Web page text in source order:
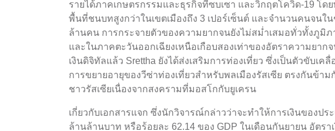
รายได้ภาคเกษตรกรรมและธุรกิจที่ซบเซา และวิกฤตโควิด-19 โด
พื้นที่ชนบทสูงกว่าในเขตเมืองถึง 3 เปอร์เซ็นต์ และจำนวนคนจนใ
ล้านคน การกระจายตัวของความยากจนยังไม่สม่ำเสมอทั่วทั้งภูมิ
และในภาคตะวันออกเฉียงเหนือเกือบสองเท่าของอัตราความยาก
เงินดิจิทัลแล้ว Srettha ยังได้ส่งเสริมการท่องเที่ยว ซึ่งเป็นตัวขับเ
การขยายอายุของวีซ่าท่องเที่ยวสำหรับพลเมืองรัสเซีย ตรงกันข้า
ชาวรัสเซียเนื่องจากสงครามที่มอสโกกับยูเครน
เกี่ยวกับเอกสารแจก ซึ่งนักวิจารณ์กล่าวว่าจะทำให้การเงินของปร
ล้านล้านบาท หรือร้อยละ 62.14 ของ GDP ในเดือนกันยายน อัตรา